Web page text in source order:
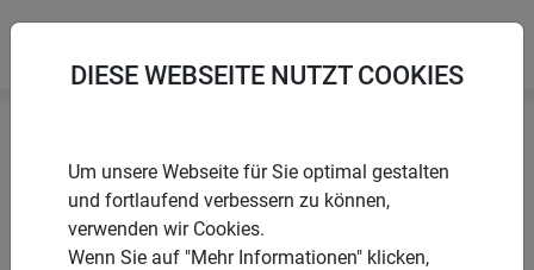
Startseite Gewebe Aluminiumgewebe
DIESE WEBSEITE NUTZT COOKIES
Um unsere Webseite für Sie optimal gestalten
und fortlaufend verbessern zu können,
verwenden wir Cookies.
Wenn Sie auf "Mehr Informationen" klicken,